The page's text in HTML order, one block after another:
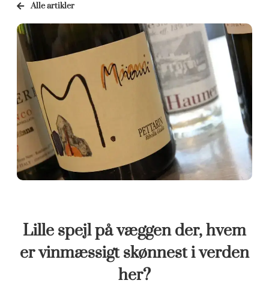
Alle artikler
Lille spejl på væggen der, hvem
er vinmæssigt skønnest i verden
her?